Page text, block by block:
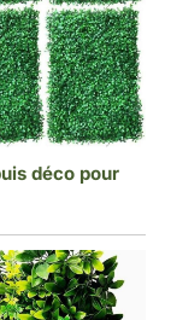
déco pour